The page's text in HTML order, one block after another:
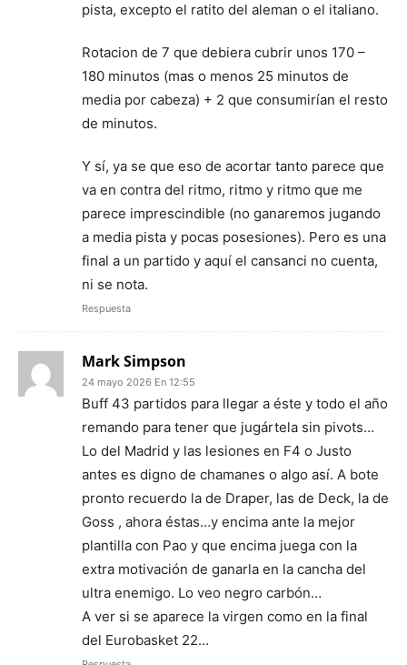
pista, excepto el ratito del aleman o el italiano.
Rotacion de 7 que debiera cubrir unos 170 –
180 minutos (mas o menos 25 minutos de
media por cabeza) + 2 que consumirían el resto
de minutos.
Y sí, ya se que eso de acortar tanto parece que
va en contra del ritmo, ritmo y ritmo que me
parece imprescindible (no ganaremos jugando
a media pista y pocas posesiones). Pero es una
final a un partido y aquí el cansanci no cuenta,
ni se nota.
Respuesta
Mark Simpson
24 mayo 2026 En 12:55
Buff 43 partidos para llegar a éste y todo el año
remando para tener que jugártela sin pivots…
Lo del Madrid y las lesiones en F4 o Justo
antes es digno de chamanes o algo así. A bote
pronto recuerdo la de Draper, las de Deck, la de
Goss , ahora éstas…y encima ante la mejor
plantilla con Pao y que encima juega con la
extra motivación de ganarla en la cancha del
ultra enemigo. Lo veo negro carbón…
A ver si se aparece la virgen como en la final
del Eurobasket 22…